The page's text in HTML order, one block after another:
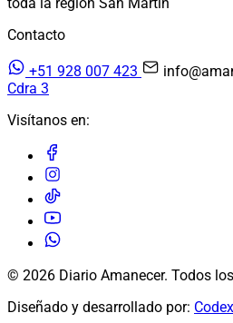
Contacto
+51 928 007 423
Cdra 3
Visítanos en:
© 2026 Diario Amanecer. Todos
Diseñado y desarrollado por: